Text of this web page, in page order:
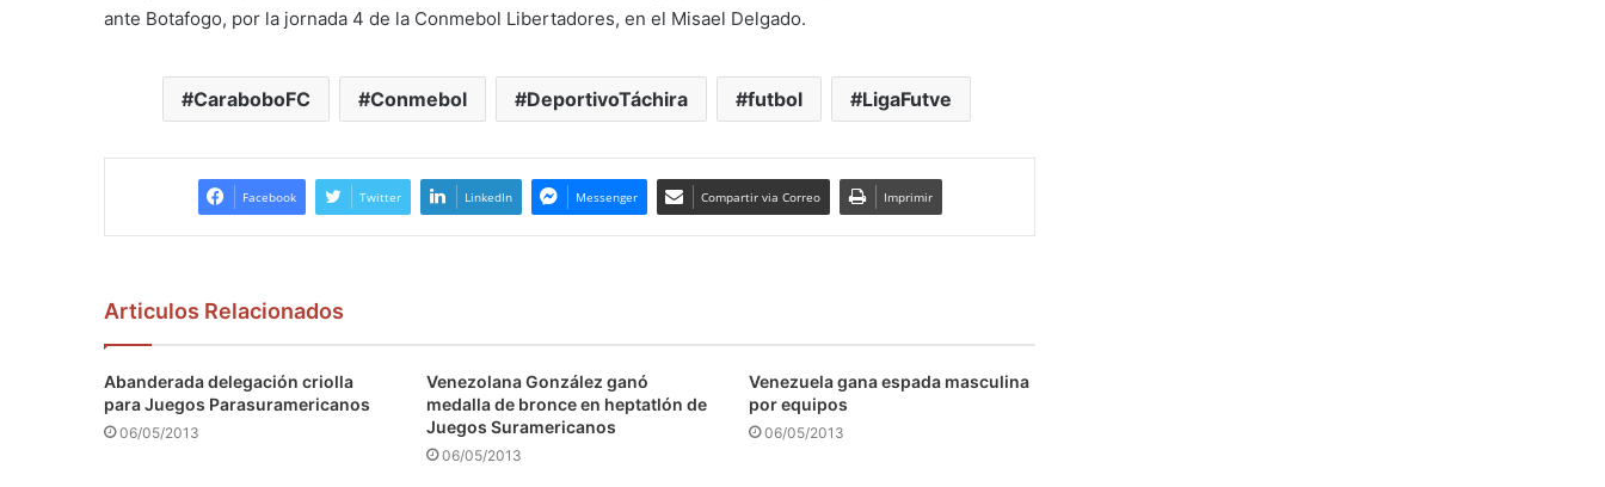
ante Botafogo, por la jornada 4 de la Conmebol Libertadores, en el Misael Delgado.
CaraboboFC Conmebol DeportivoTáchira futbol LigaFutve
Facebook Twitter LinkedIn Messenger Compartir via Correo Imprimir
Articulos Relacionados
Abanderada delegación criolla
para Juegos Parasuramericanos
06/05/2013
Venezolana González ganó
medalla de bronce en heptatlón de
Juegos Suramericanos
06/05/2013
Venezuela gana espada masculina
por equipos
06/05/2013